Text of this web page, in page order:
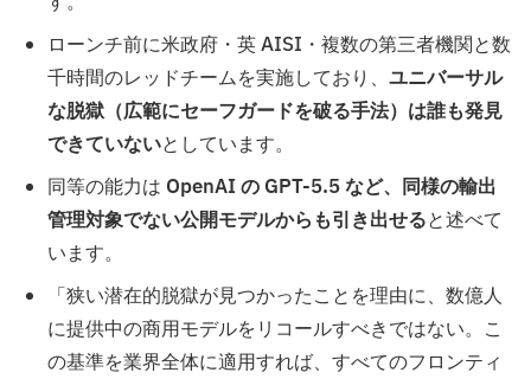
ローンチ前に米政府・英 AISI・複数の第三者機関と数
千時間のレッドチームを実施しており、 ユニバーサル
な脱獄（広範にセーフガードを破る手法）は誰も発見
できていないとしています。
同等の能力は OpenAI の GPT-5.5 など、同様の輸出
管理対象でない公開モデルからも引き出せると述べて
います。
「狭い潜在的脱獄が見つかったことを理由に、数億人
に提供中の商用モデルをリコールすべきではない。こ
の基準を業界全体に適用すれば、すべてのフロンティ